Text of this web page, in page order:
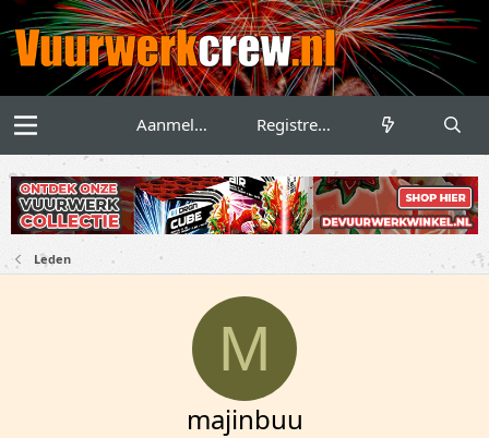
Aanmelden Registreren
Leden
M
majinbuu